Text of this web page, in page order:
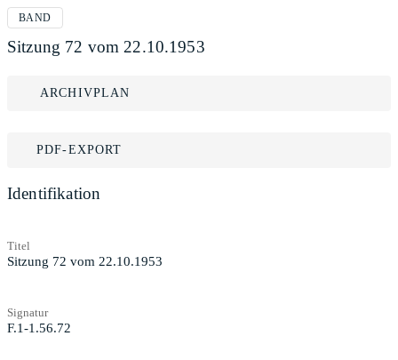
BAND
Sitzung 72 vom 22.10.1953
ARCHIVPLAN
PDF-EXPORT
Identifikation
Titel
Sitzung 72 vom 22.10.1953
Signatur
F.1-1.56.72